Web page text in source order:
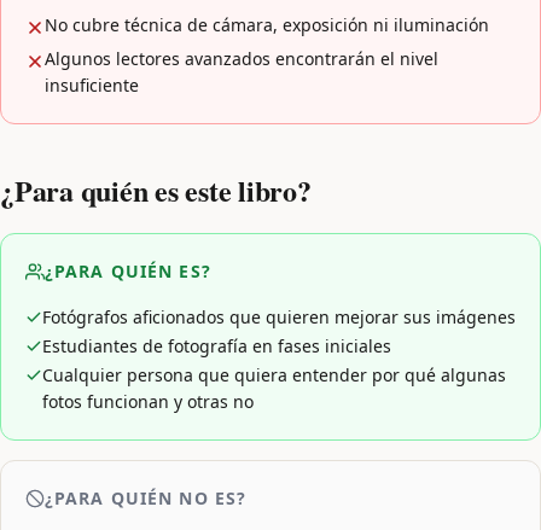
No cubre técnica de cámara, exposición ni iluminación
Algunos lectores avanzados encontrarán el nivel
insuficiente
¿Para quién es este libro?
¿PARA QUIÉN ES?
Fotógrafos aficionados que quieren mejorar sus imágenes
Estudiantes de fotografía en fases iniciales
Cualquier persona que quiera entender por qué algunas
fotos funcionan y otras no
¿PARA QUIÉN NO ES?